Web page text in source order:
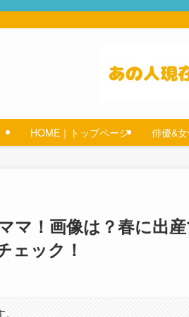
HOME｜トップページ 俳優&
マ！画像は？春に出
ェック！